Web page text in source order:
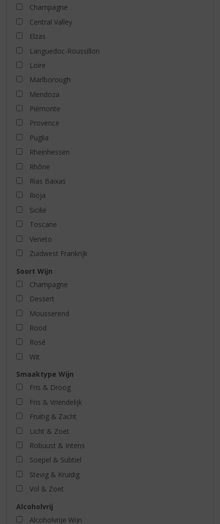
Champagne
Central Valley
Elzas
Languedoc-Roussillon
Loire
Marlborough
Mendoza
Piëmonte
Provence
Puglia
Rheinhessen
Rhône
Rias Baixas
Rioja
Sicilië
Toscane
Veneto
Zuidwest Frankrijk
Soort Wijn
Champagne
Dessert
Mousserend
Rood
Rosé
Wit
Smaaktype Wijn
Fris & Droog
Fris & Vriendelijk
Fruitig & Zacht
Licht & Zoet
Robuust & Intens
Soepel & Subtiel
Stevig & Kruidig
Vol & Zoet
Alcoholvrij
Alcoholvrije Wijn